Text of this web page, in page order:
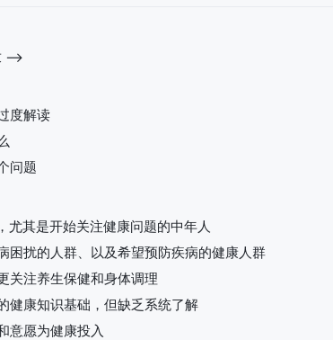
-->
度解读
问题
其是开始关注健康问题的中年人
困扰的人群、以及希望预防疾病的健康人群
关注养生保健和身体调理
健康知识基础，但缺乏系统了解
意愿为健康投入